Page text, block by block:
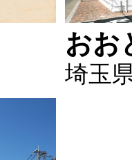
おお
埼玉